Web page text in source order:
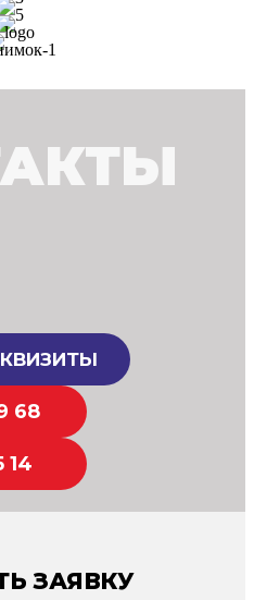
68
14
ЗАЯВКУ